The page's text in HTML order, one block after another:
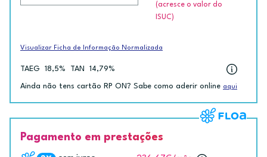
(acresce o valor do
ISUC)
Visualizar Ficha de Informação Normalizada
TAEG 18,5% TAN 14,79%
Ainda não tens cartão RP ON? Sabe como aderir online aqui
Pagamento em prestações